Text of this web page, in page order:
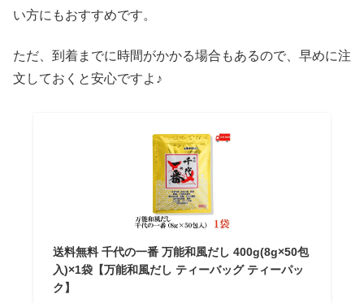
い方にもおすすめです。
ただ、到着までに時間がかかる場合もあるので、早めに注
文しておくと安心ですよ♪
送料無料 千代の一番 万能和風だし 400g(8g×50包
入)×1袋【万能和風だし ティーバッグ ティーパッ
ク】